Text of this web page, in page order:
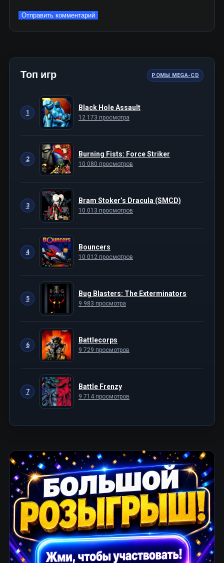
Топ игр РОМЫ MEGA-CD
1
Black Hole Assault
12 173 просмотра
2
Burning Fists: Force Striker
10 080 просмотров
3
Bram Stoker’s Dracula (SMCD)
10 013 просмотров
4
Bouncers
10 012 просмотров
5
Bug Blasters: The Exterminators
9 983 просмотра
6
Battlecorps
9 729 просмотров
7
Battle Frenzy
9 714 просмотров